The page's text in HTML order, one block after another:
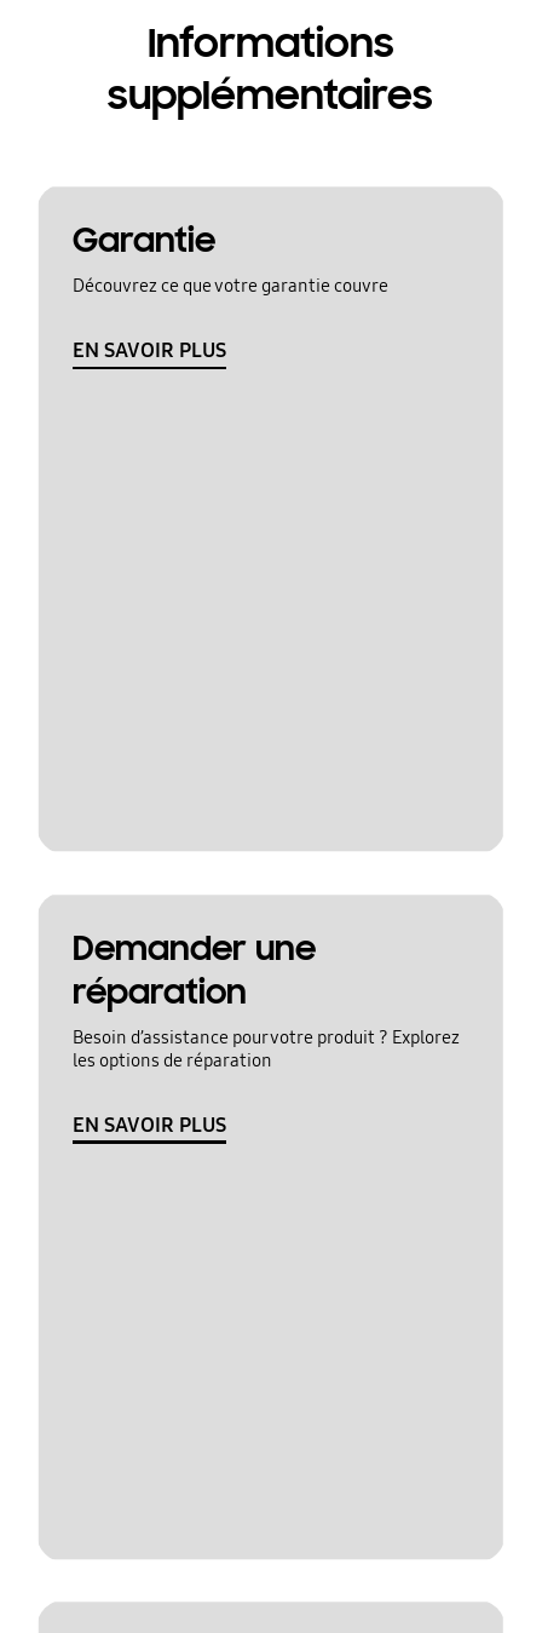
Informations
supplémentaires
Garantie
Découvrez ce que votre garantie couvre
EN SAVOIR PLUS
Demander une
réparation
Besoin d’assistance pour votre produit ? Explorez
les options de réparation
EN SAVOIR PLUS